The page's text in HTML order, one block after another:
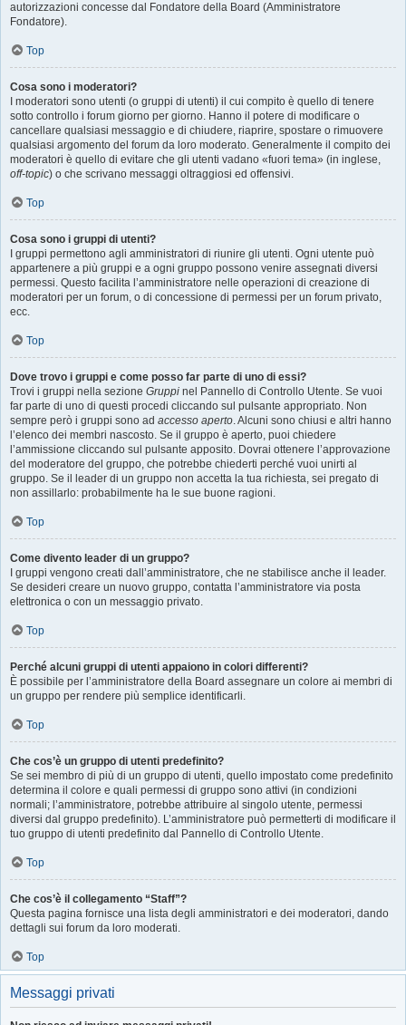
autorizzazioni concesse dal Fondatore della Board (Amministratore
Fondatore).
Top
Cosa sono i moderatori?
I moderatori sono utenti (o gruppi di utenti) il cui compito è quello di tenere
sotto controllo i forum giorno per giorno. Hanno il potere di modificare o
cancellare qualsiasi messaggio e di chiudere, riaprire, spostare o rimuovere
qualsiasi argomento del forum da loro moderato. Generalmente il compito dei
moderatori è quello di evitare che gli utenti vadano «fuori tema» (in inglese,
off-topic) o che scrivano messaggi oltraggiosi ed offensivi.
Top
Cosa sono i gruppi di utenti?
I gruppi permettono agli amministratori di riunire gli utenti. Ogni utente può
appartenere a più gruppi e a ogni gruppo possono venire assegnati diversi
permessi. Questo facilita l’amministratore nelle operazioni di creazione di
moderatori per un forum, o di concessione di permessi per un forum privato,
ecc.
Top
Dove trovo i gruppi e come posso far parte di uno di essi?
Trovi i gruppi nella sezione Gruppi nel Pannello di Controllo Utente. Se vuoi
far parte di uno di questi procedi cliccando sul pulsante appropriato. Non
sempre però i gruppi sono ad accesso aperto. Alcuni sono chiusi e altri hanno
l’elenco dei membri nascosto. Se il gruppo è aperto, puoi chiedere
l’ammissione cliccando sul pulsante apposito. Dovrai ottenere l’approvazione
del moderatore del gruppo, che potrebbe chiederti perché vuoi unirti al
gruppo. Se il leader di un gruppo non accetta la tua richiesta, sei pregato di
non assillarlo: probabilmente ha le sue buone ragioni.
Top
Come divento leader di un gruppo?
I gruppi vengono creati dall’amministratore, che ne stabilisce anche il leader.
Se desideri creare un nuovo gruppo, contatta l’amministratore via posta
elettronica o con un messaggio privato.
Top
Perché alcuni gruppi di utenti appaiono in colori differenti?
È possibile per l’amministratore della Board assegnare un colore ai membri di
un gruppo per rendere più semplice identificarli.
Top
Che cos’è un gruppo di utenti predefinito?
Se sei membro di più di un gruppo di utenti, quello impostato come predefinito
determina il colore e quali permessi di gruppo sono attivi (in condizioni
normali; l’amministratore, potrebbe attribuire al singolo utente, permessi
diversi dal gruppo predefinito). L’amministratore può permetterti di modificare il
tuo gruppo di utenti predefinito dal Pannello di Controllo Utente.
Top
Che cos’è il collegamento “Staff”?
Questa pagina fornisce una lista degli amministratori e dei moderatori, dando
dettagli sui forum da loro moderati.
Top
Messaggi privati